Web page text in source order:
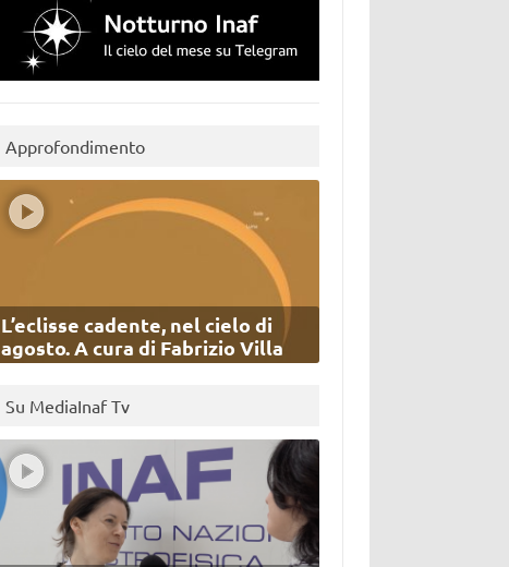
Approfondimento
L’eclisse cadente, nel cielo di
agosto. A cura di Fabrizio Villa
Su MediaInaf Tv